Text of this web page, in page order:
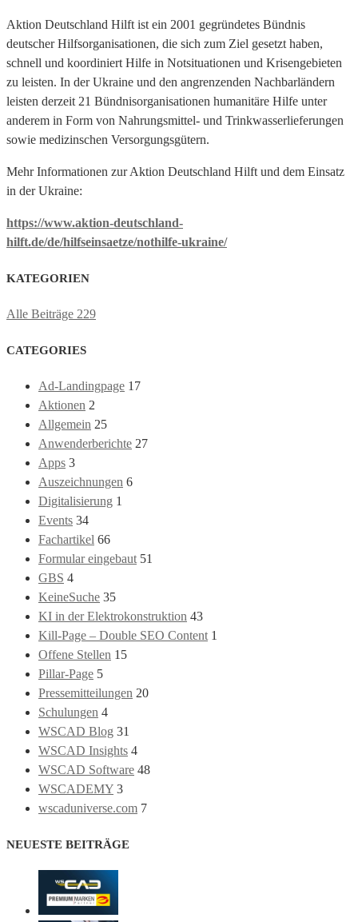
Aktion Deutschland Hilft ist ein 2001 gegründetes Bündnis
deutscher Hilfsorganisationen, die sich zum Ziel gesetzt haben,
schnell und koordiniert Hilfe in Notsituationen und Krisengebieten
zu leisten. In der Ukraine und den angrenzenden Nachbarländern
leisten derzeit 21 Bündnisorganisationen humanitäre Hilfe unter
anderem in Form von Nahrungsmittel- und Trinkwasserlieferungen
sowie medizinschen Versorgungsgütern.
Mehr Informationen zur Aktion Deutschland Hilft und dem Einsatz
in der Ukraine:
https://www.aktion-deutschland-
hilft.de/de/hilfseinsaetze/nothilfe-ukraine/
KATEGORIEN
Alle Beiträge 229
CATEGORIES
Ad-Landingpage 17
Aktionen 2
Allgemein 25
Anwenderberichte 27
Apps 3
Auszeichnungen 6
Digitalisierung 1
Events 34
Fachartikel 66
Formular eingebaut 51
GBS 4
KeineSuche 35
KI in der Elektrokonstruktion 43
Kill-Page – Double SEO Content 1
Offene Stellen 15
Pillar-Page 5
Pressemitteilungen 20
Schulungen 4
WSCAD Blog 31
WSCAD Insights 4
WSCAD Software 48
WSCADEMY 3
wscaduniverse.com 7
NEUESTE BEITRÄGE